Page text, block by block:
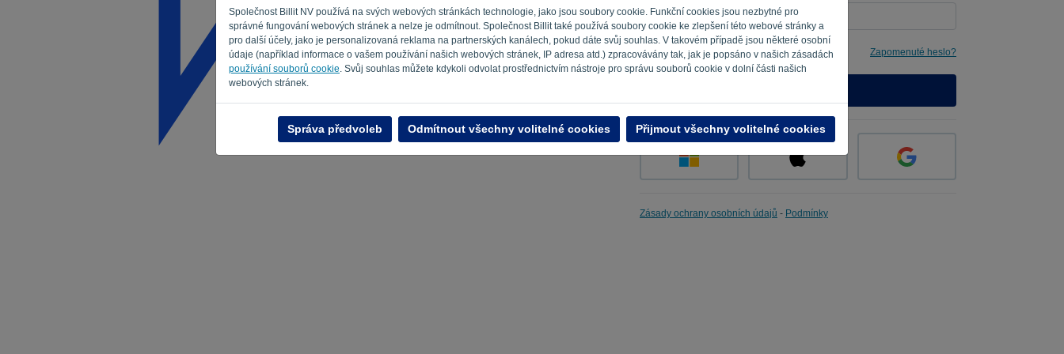
Společnost Billit NV používá na svých webových stránkách technologie, jako jsou soubory cookie. Funkční cookies jsou nezbytné pro
správné fungování webových stránek a nelze je odmítnout. Společnost Billit také používá soubory cookie ke zlepšení této webové stránky a
pro další účely, jako je personalizovaná reklama na partnerských kanálech, pokud dáte svůj souhlas. V takovém případě jsou některé osobní
údaje (například informace o vašem používání našich webových stránek, IP adresa atd.) zpracovávány tak, jak je popsáno v našich zásadách
používání souborů cookie . Svůj souhlas můžete kdykoli odvolat prostřednictvím nástroje pro správu souborů cookie v dolní části našich
webových stránek.
Správa předvoleb Odmítnout všechny volitelné cookies Přijmout všechny volitelné cookies
Připomeň mi to Zapomenuté heslo?
Zásady ochrany osobních údajů - Podmínky